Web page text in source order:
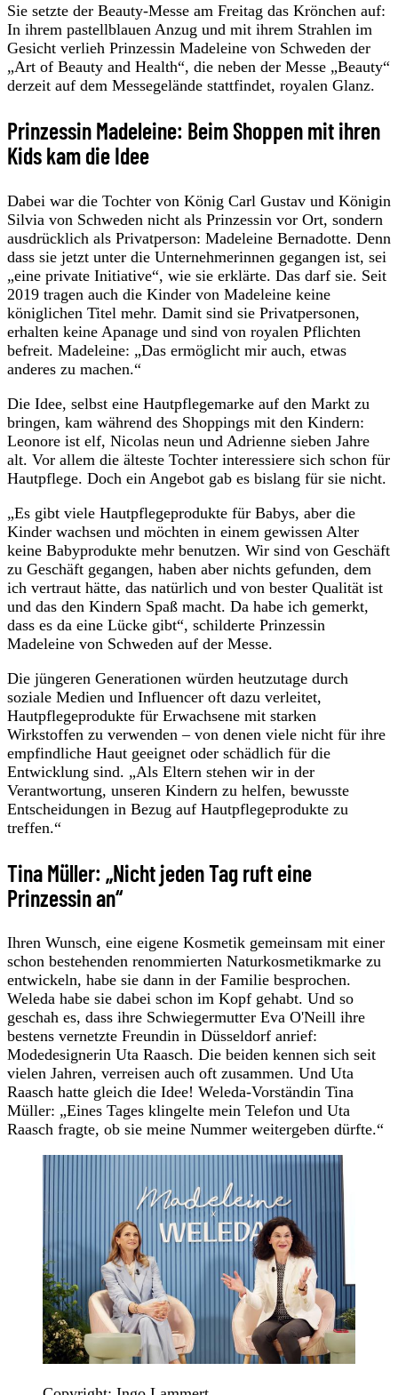
Sie setzte der Beauty-Messe am Freitag das Krönchen auf:
In ihrem pastellblauen Anzug und mit ihrem Strahlen im
Gesicht verlieh Prinzessin Madeleine von Schweden der
„Art of Beauty and Health“, die neben der Messe „Beauty“
derzeit auf dem Messegelände stattfindet, royalen Glanz.
Prinzessin Madeleine: Beim Shoppen mit ihren
Kids kam die Idee
Dabei war die Tochter von König Carl Gustav und Königin
Silvia von Schweden nicht als Prinzessin vor Ort, sondern
ausdrücklich als Privatperson: Madeleine Bernadotte. Denn
dass sie jetzt unter die Unternehmerinnen gegangen ist, sei
„eine private Initiative“, wie sie erklärte. Das darf sie. Seit
2019 tragen auch die Kinder von Madeleine keine
königlichen Titel mehr. Damit sind sie Privatpersonen,
erhalten keine Apanage und sind von royalen Pflichten
befreit. Madeleine: „Das ermöglicht mir auch, etwas
anderes zu machen.“
Die Idee, selbst eine Hautpflegemarke auf den Markt zu
bringen, kam während des Shoppings mit den Kindern:
Leonore ist elf, Nicolas neun und Adrienne sieben Jahre
alt. Vor allem die älteste Tochter interessiere sich schon für
Hautpflege. Doch ein Angebot gab es bislang für sie nicht.
„Es gibt viele Hautpflegeprodukte für Babys, aber die
Kinder wachsen und möchten in einem gewissen Alter
keine Babyprodukte mehr benutzen. Wir sind von Geschäft
zu Geschäft gegangen, haben aber nichts gefunden, dem
ich vertraut hätte, das natürlich und von bester Qualität ist
und das den Kindern Spaß macht. Da habe ich gemerkt,
dass es da eine Lücke gibt“, schilderte Prinzessin
Madeleine von Schweden auf der Messe.
Die jüngeren Generationen würden heutzutage durch
soziale Medien und Influencer oft dazu verleitet,
Hautpflegeprodukte für Erwachsene mit starken
Wirkstoffen zu verwenden – von denen viele nicht für ihre
empfindliche Haut geeignet oder schädlich für die
Entwicklung sind. „Als Eltern stehen wir in der
Verantwortung, unseren Kindern zu helfen, bewusste
Entscheidungen in Bezug auf Hautpflegeprodukte zu
treffen.“
Tina Müller: „Nicht jeden Tag ruft eine
Prinzessin an“
Ihren Wunsch, eine eigene Kosmetik gemeinsam mit einer
schon bestehenden renommierten Naturkosmetikmarke zu
entwickeln, habe sie dann in der Familie besprochen.
Weleda habe sie dabei schon im Kopf gehabt. Und so
geschah es, dass ihre Schwiegermutter Eva O'Neill ihre
bestens vernetzte Freundin in Düsseldorf anrief:
Modedesignerin Uta Raasch. Die beiden kennen sich seit
vielen Jahren, verreisen auch oft zusammen. Und Uta
Raasch hatte gleich die Idee! Weleda-Vorständin Tina
Müller: „Eines Tages klingelte mein Telefon und Uta
Raasch fragte, ob sie meine Nummer weitergeben dürfte.“